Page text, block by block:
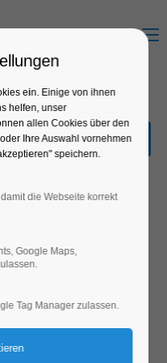
Menu
Kinder,
ist voller Rätsel.
Stift, und geh auf eine
und quer durch die Neu-
ein. Einige von ihnen
helfen, unser
allen Cookies über den
Ihre Auswahl vornehmen
speichern.
die Webseite korrekt
Google Maps,
Tag Manager zulassen.